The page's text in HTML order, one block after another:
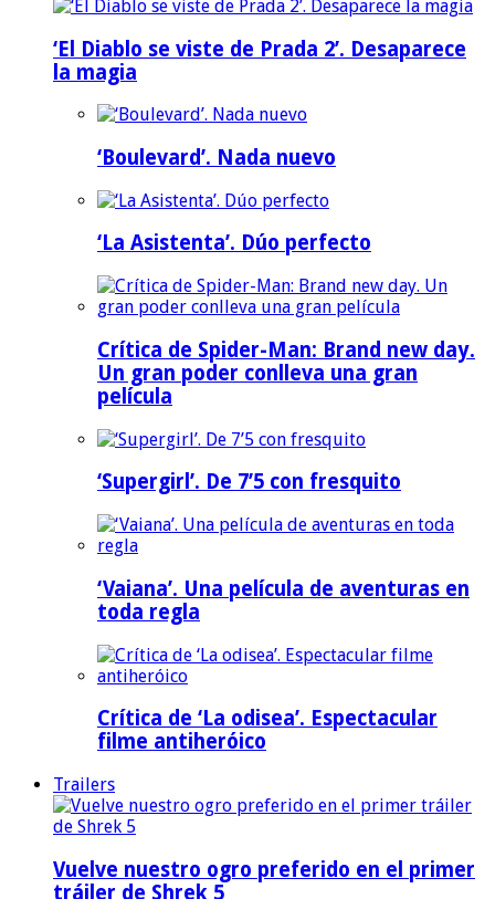
‘El Diablo se viste de Prada 2’. Desaparece
la magia
‘Boulevard’. Nada nuevo
‘La Asistenta’. Dúo perfecto
Crítica de Spider-Man: Brand new day.
Un gran poder conlleva una gran
película
‘Supergirl’. De 7’5 con fresquito
‘Vaiana’. Una película de aventuras en
toda regla
Crítica de ‘La odisea’. Espectacular
filme antiheróico
Trailers
Vuelve nuestro ogro preferido en el primer
tráiler de Shrek 5